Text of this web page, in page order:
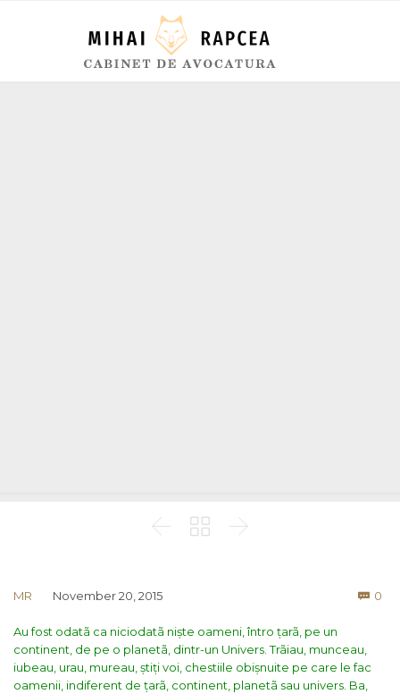
  
MR November 20, 2015  0
Au fost odatã ca niciodatã niște oameni, întro țarã, pe un
continent, de pe o planetã, dintr-un Univers. Trãiau, munceau,
iubeau, urau, mureau, știți voi, chestiile obișnuite pe care le fac
oamenii, indiferent de țarã, continent, planetã sau univers. Ba,